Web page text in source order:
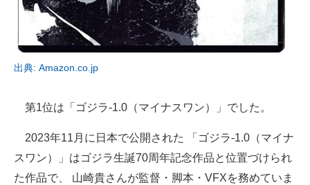
出典: Amazon.co.jp
第1位は「ゴジラ-1.0（マイナスワン）」でした。
2023年11月に日本で公開された 「ゴジラ-1.0（マイナ
スワン）」はゴジラ生誕70周年記念作品と位置づけられ
た作品で、 山崎貴さんが監督・脚本・VFXを務めていま